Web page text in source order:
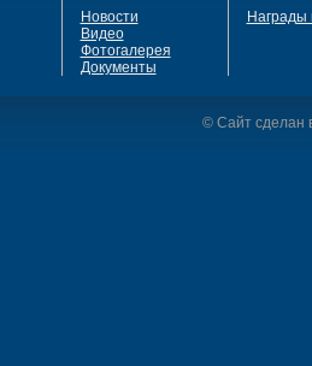
Новости
Видео
Фотогалерея
Документы
Награды
© Сайт сделан